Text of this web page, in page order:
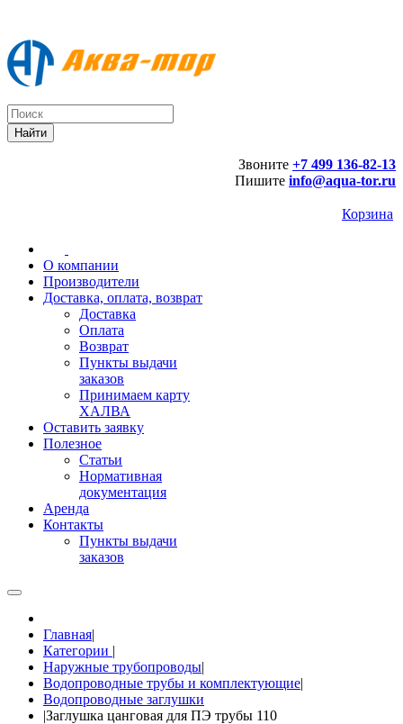
Звоните +7 499 136-82-13
Пишите info@aqua-tor.ru
Корзина
О компании
Производители
Доставка, оплата, возврат
Доставка
Оплата
Возврат
Пункты выдачи
заказов
Принимаем карту
ХАЛВА
Оставить заявку
Полезное
Статьи
Нормативная
документация
Аренда
Контакты
Пункты выдачи
заказов
Главная|
Категории |
Наружные трубопроводы|
Водопроводные трубы и комплектующие|
Водопроводные заглушки
|Заглушка цанговая для ПЭ трубы 110